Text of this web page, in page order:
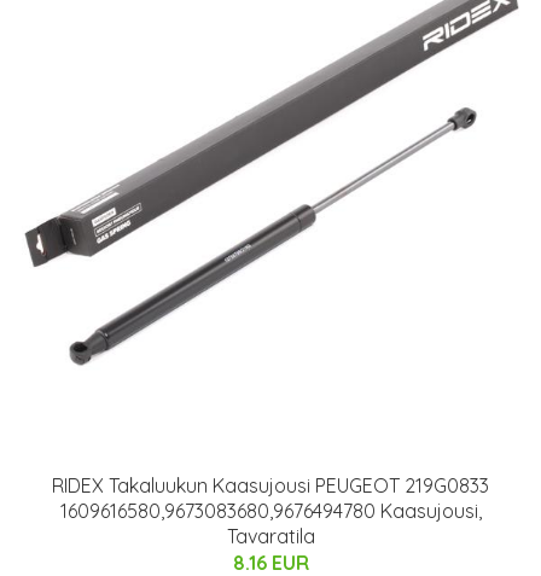
RIDEX Takaluukun Kaasujousi PEUGEOT 219G0833
1609616580,9673083680,9676494780 Kaasujousi,
Tavaratila
8.16 EUR